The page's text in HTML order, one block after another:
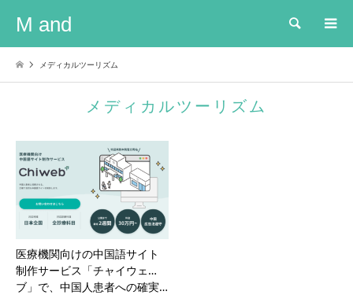
M and 検索
メディカルツーリズム
メディカルツーリズム
医療機関向けの中国語サイト
制作サービス「チャイウェ
ブ」で、中国人患者への確実…